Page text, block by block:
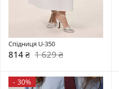
Спідниця U-350
814 ₴ 1 629 ₴
- 30%